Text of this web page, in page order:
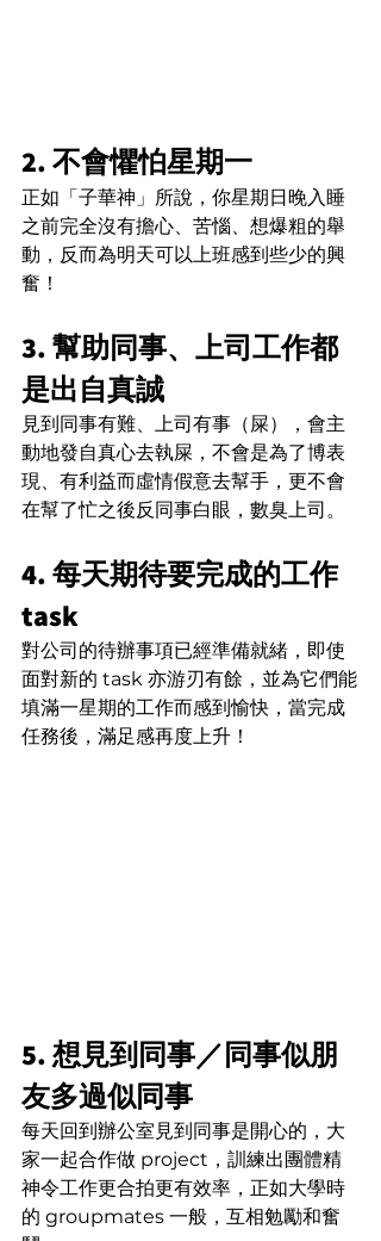
2. 不會懼怕星期一
正如「子華神」所說，你星期日晚入睡
之前完全沒有擔心、苦惱、想爆粗的舉
動，反而為明天可以上班感到些少的興
奮！
3. 幫助同事、上司工作都
是出自真誠
見到同事有難、上司有事（屎），會主
動地發自真心去執屎，不會是為了博表
現、有利益而虛情假意去幫手，更不會
在幫了忙之後反同事白眼，數臭上司。
4. 每天期待要完成的工作
task
對公司的待辦事項已經準備就緒，即使
面對新的 task 亦游刃有餘，並為它們能
填滿一星期的工作而感到愉快，當完成
任務後，滿足感再度上升！
5. 想見到同事／同事似朋
友多過似同事
每天回到辦公室見到同事是開心的，大
家一起合作做 project，訓練出團體精
神令工作更合拍更有效率，正如大學時
的 groupmates 一般，互相勉勵和奮